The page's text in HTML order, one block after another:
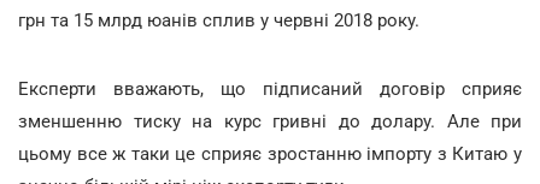
грн та 15 млрд юанів сплив у червні 2018 року.
Експерти вважають, що підписаний договір сприяє
зменшенню тиску на курс гривні до долару. Але при
цьому все ж таки це сприяє зростанню імпорту з Китаю у